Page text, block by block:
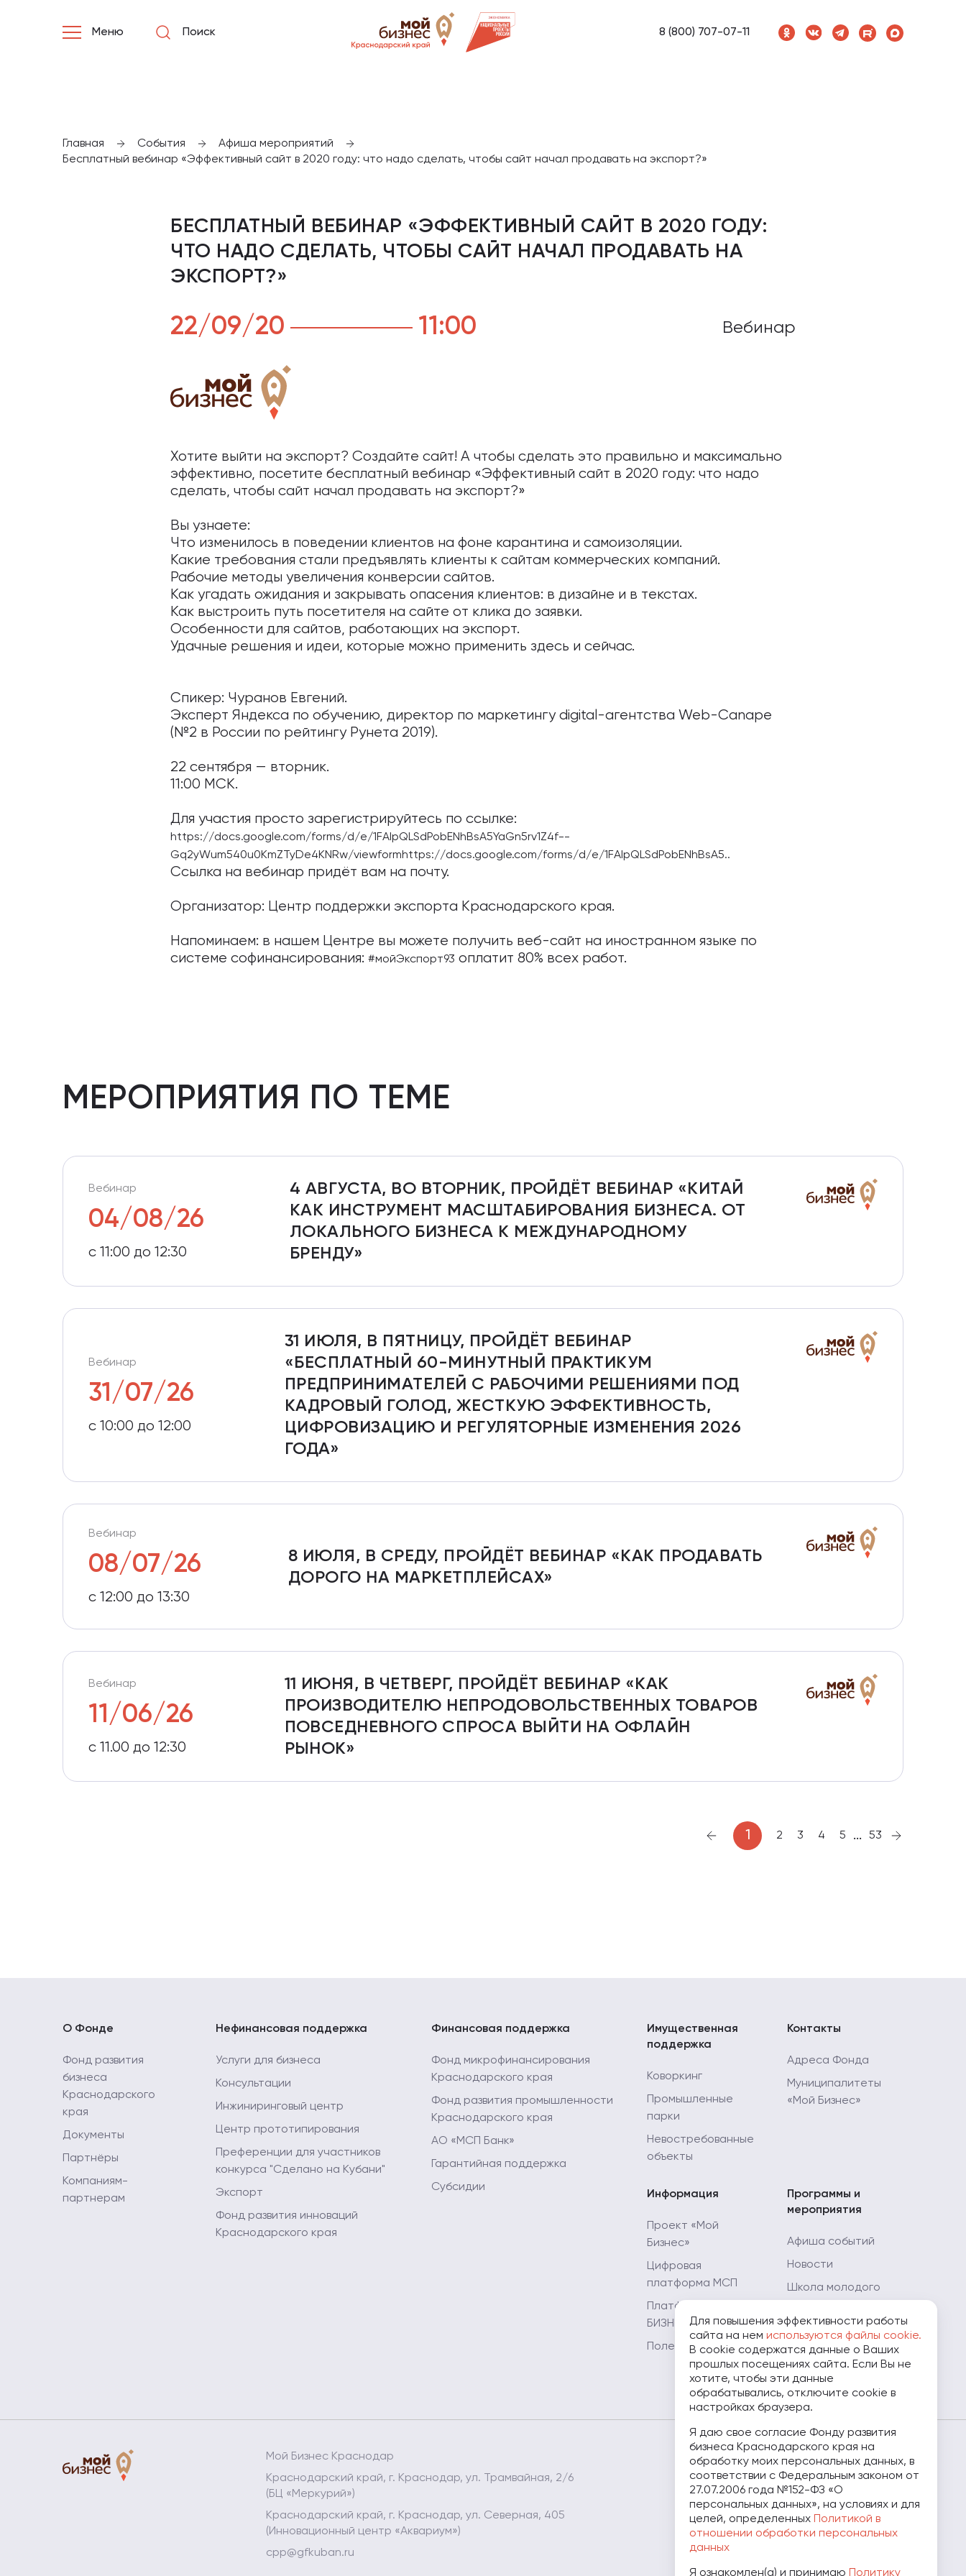
Меню Поиск 8 (800) 707-07-11
Главная События
Афиша мероприятий
Бесплатный вебинар «Эффективный сайт в 2020 году: что надо сделать, чтобы сайт начал продавать на экспорт?»
БЕСПЛАТНЫЙ ВЕБИНАР «ЭФФЕКТИВНЫЙ САЙТ В 2020 ГОДУ:
ЧТО НАДО СДЕЛАТЬ, ЧТОБЫ САЙТ НАЧАЛ ПРОДАВАТЬ НА
ЭКСПОРТ?»
22/09/20 11:00 Вебинар
Хотите выйти на экспорт? Создайте сайт! А чтобы сделать это правильно и максимально
эффективно, посетите бесплатный вебинар «Эффективный сайт в 2020 году: что надо
сделать, чтобы сайт начал продавать на экспорт?»
Вы узнаете:
Что изменилось в поведении клиентов на фоне карантина и самоизоляции.
Какие требования стали предъявлять клиенты к сайтам коммерческих компаний.
Рабочие методы увеличения конверсии сайтов.
Как угадать ожидания и закрывать опасения клиентов: в дизайне и в текстах.
Как выстроить путь посетителя на сайте от клика до заявки.
Особенности для сайтов, работающих на экспорт.
Удачные решения и идеи, которые можно применить здесь и сейчас.
Спикер: Чуранов Евгений.
Эксперт Яндекса по обучению, директор по маркетингу digital-агентства Web-Canape
(№2 в России по рейтингу Рунета 2019).
22 сентября — вторник.
11:00 МСК.
Для участия просто зарегистрируйтесь по ссылке:
https://docs.google.com/forms/d/e/1FAIpQLSdPobENhBsA5YaGn5rv1Z4f--
Gq2yWum540u0KmZTyDe4KNRw/viewformhttps://docs.google.com/forms/d/e/1FAIpQLSdPobENhBsA5..
Ссылка на вебинар придёт вам на почту.
Организатор: Центр поддержки экспорта Краснодарского края.
Напоминаем: в нашем Центре вы можете получить веб-сайт на иностранном языке по
системе софинансирования: #мойЭкспорт93 оплатит 80% всех работ.
МЕРОПРИЯТИЯ ПО ТЕМЕ
Вебинар
04/08/26
с 11:00 до 12:30
4 АВГУСТА, ВО ВТОРНИК, ПРОЙДЁТ ВЕБИНАР «КИТАЙ
КАК ИНСТРУМЕНТ МАСШТАБИРОВАНИЯ БИЗНЕСА. ОТ
ЛОКАЛЬНОГО БИЗНЕСА К МЕЖДУНАРОДНОМУ
БРЕНДУ»
Вебинар
31/07/26
c 10:00 до 12:00
31 ИЮЛЯ, В ПЯТНИЦУ, ПРОЙДЁТ ВЕБИНАР
«БЕСПЛАТНЫЙ 60-МИНУТНЫЙ ПРАКТИКУМ
ПРЕДПРИНИМАТЕЛЕЙ С РАБОЧИМИ РЕШЕНИЯМИ ПОД
КАДРОВЫЙ ГОЛОД, ЖЕСТКУЮ ЭФФЕКТИВНОСТЬ,
ЦИФРОВИЗАЦИЮ И РЕГУЛЯТОРНЫЕ ИЗМЕНЕНИЯ 2026
ГОДА»
Вебинар
08/07/26
с 12:00 до 13:30
8 ИЮЛЯ, В СРЕДУ, ПРОЙДЁТ ВЕБИНАР «КАК ПРОДАВАТЬ
ДОРОГО НА МАРКЕТПЛЕЙСАХ»
Вебинар
11/06/26
c 11.00 до 12:30
11 ИЮНЯ, В ЧЕТВЕРГ, ПРОЙДЁТ ВЕБИНАР «КАК
ПРОИЗВОДИТЕЛЮ НЕПРОДОВОЛЬСТВЕННЫХ ТОВАРОВ
ПОВСЕДНЕВНОГО СПРОСА ВЫЙТИ НА ОФЛАЙН
РЫНОК»
1 2 3 4 5 ... 53
О Фонде
Фонд развития
бизнеса
Краснодарского
края
Документы
Партнёры
Компаниям-
партнерам
Нефинансовая поддержка
Услуги для бизнеса
Консультации
Инжиниринговый центр
Центр прототипирования
Преференции для участников
конкурса "Сделано на Кубани"
Экспорт
Фонд развития инноваций
Краснодарского края
Финансовая поддержка
Фонд микрофинансирования
Краснодарского края
Фонд развития промышленности
Краснодарского края
АО «МСП Банк»
Гарантийная поддержка
Субсидии
Имущественная
поддержка
Коворкинг
Промышленные
парки
Невостребованные
объекты
Информация
Проект «Мой
Бизнес»
Цифровая
платформа МСП
Платформа «ЗA
БИЗНЕС.РФ»
Полезные ресурсы
Контакты
Адреса Фонда
Муниципалитеты
«Мой Бизнес»
Программы и
мероприятия
Афиша событий
Новости
Школа молодого
Мой Огород - Мой
Бизнес
Мамапредприниматель.рф
Мой Бизнес Краснодар
Краснодарский край, г. Краснодар, ул. Трамвайная, 2/6
(БЦ «Меркурий»)
Краснодарский край, г. Краснодар, ул. Северная, 405
(Инновационный центр «Аквариум»)
cpp@gfkuban.ru
8 (800) 707-07-11
Для повышения эффективности работы
сайта на нем используются файлы cookie.
В cookie содержатся данные о Ваших
прошлых посещениях сайта. Если Вы не
хотите, чтобы эти данные
обрабатывались, отключите cookie в
настройках браузера.
Я даю свое согласие Фонду развития
бизнеса Краснодарского края на
обработку моих персональных данных, в
соответствии с Федеральным законом от
27.07.2006 года №152-ФЗ «О
персональных данных», на условиях и для
целей, определенных
Политикой в
отношении обработки персональных
данных
Я ознакомлен(а) и принимаю Политику